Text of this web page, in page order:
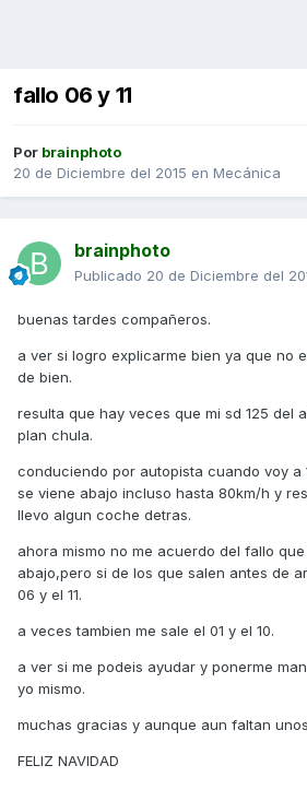
fallo 06 y 11
Por brainphoto
20 de Diciembre del 2015 en Mecánica
brainphoto
Publicado 20 de Diciembre del
buenas tardes compañeros.
a ver si logro explicarme bien ya que no
de bien.
resulta que hay veces que mi sd 125 del
plan chula.
conduciendo por autopista cuando voy a
se viene abajo incluso hasta 80km/h y
llevo algun coche detras.
ahora mismo no me acuerdo del fallo
abajo,pero si de los que salen antes de
06 y el 11.
a veces tambien me sale el 01 y el 10.
a ver si me podeis ayudar y ponerme
yo mismo.
muchas gracias y aunque aun faltan
FELIZ NAVIDAD